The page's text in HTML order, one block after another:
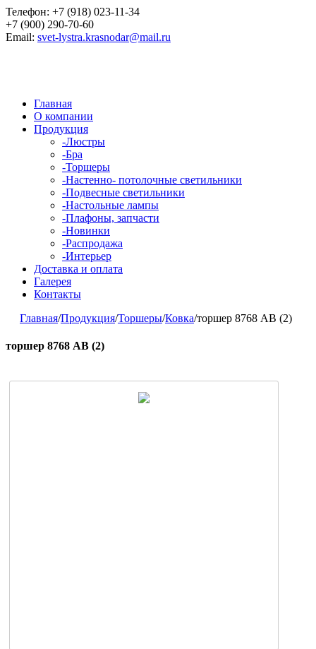
Телефон: +7 (918) 023-11-34
+7 (900) 290-70-60
Email: svet-lystra.krasnodar@mail.ru
Главная
О компании
Продукция
-Люстры
-Бра
-Торшеры
-Настенно- потолочные светильники
-Подвесные светильники
-Настольные лампы
-Плафоны, запчасти
-Новинки
-Распродажа
-Интерьер
Доставка и оплата
Галерея
Контакты
Главная/Продукция/Торшеры/Ковка/торшер 8768 AB (2)
торшер 8768 AB (2)